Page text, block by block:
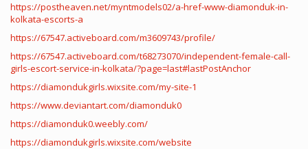
https://postheaven.net/myntmodels02/a-href-www-diamonduk-in-
kolkata-escorts-a
https://67547.activeboard.com/m3609743/profile/
https://67547.activeboard.com/t68273070/independent-female-call-
girls-escort-service-in-kolkata/?page=last#lastPostAnchor
https://diamondukgirls.wixsite.com/my-site-1
https://www.deviantart.com/diamonduk0
https://diamonduk0.weebly.com/
https://diamondukgirls.wixsite.com/website